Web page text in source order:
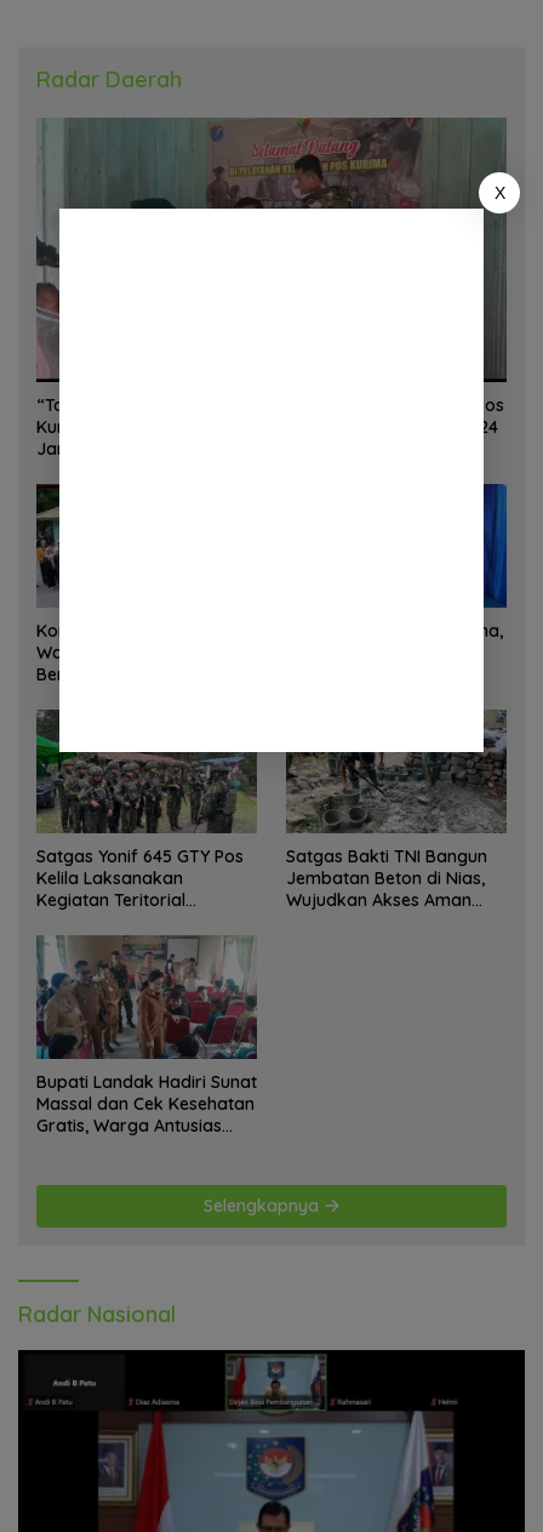
Radar Daerah
“Torang Sehat Kampung Kuat” Satgas Yonif 645/GTY Pos
Kurima Melaksanakan Pelayanan kesehatan Gratis 1 x 24
Jam
Korem 132/Tadulako dan
Warga Gotong Royong
Bersihkan Gedung Juang
Sinergi Kementrans-Aruna,
Satgas Yonif 645 GTY Pos
Kelila Laksanakan
Kegiatan Teritorial
Tokoh Adat dan Lurah
Satgas Bakti TNI Bangun
Jembatan Beton di Nias,
Wujudkan Akses Aman
Bupati Landak Hadiri Sunat
Massal dan Cek Kesehatan
Gratis, Warga Antusias
Selengkapnya
Radar Nasional
X